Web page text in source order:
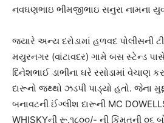
નવઘણભાઇ ભીમજીભાઇ સનુરા નામના
જયારે અન્ય દરોડામાં હળવદ પોલીસની
મયુરનગર (વાંટાવદર) ગામે બસ સ્ટેન્ડ
દિનેશભાઈ ડાભીના ઘરે રસોડામાં વેચાણ
દારૂનો જથ્થો ઝડપી પાડ્યો હતો. જેના
બનાવટની ઈંગ્લીશ દારૂની MC
WHISKYની રૂ.૧૮૦૦/- ની કિંમતની ૦૬